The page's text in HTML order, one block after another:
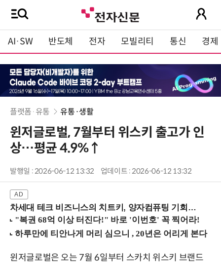
AI·SW 반도체 전자 모빌리티 통신 경제
플랫폼·유통 유통·생활
윈저글로벌, 7월부터 위스키 출고가 인
상…평균 4.9%↑
발행일 : 2026-06-12 13:32 업데이트 : 2026-06-12 13:32
차세대 테크 비즈니스의 치트키, 양자컴퓨팅 기회를 선점하라! (8/28 강남역)
윈저글로벌은 오는 7월 6일부터 스카치 위스키 브랜드